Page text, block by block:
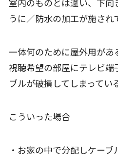
うに／防水の加工が施され
一体何のために屋外用があ
視聴希望の部屋にテレビ端
ブルが破損してしまってい
こういった場合
・お家の中で分配しケー